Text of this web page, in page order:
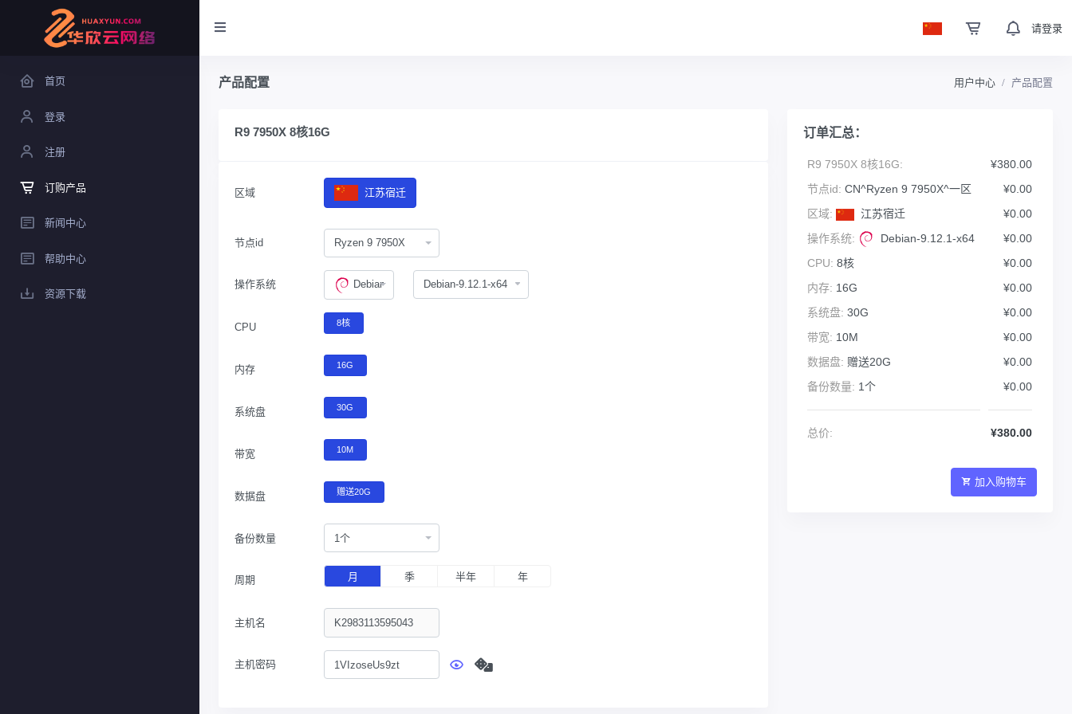
请登录
首页
登录
注册
订购产品
新闻中心
帮助中心
资源下载
产品配置 用户中心 产品配置
R9 7950X 8核16G
区域 江苏宿迁
节点id Ryzen 9 7950X
操作系统 Debian
CPU 8核
内存 16G
系统盘 30G
带宽 10M
数据盘 赠送20G
备份数量 1个
周期 月 季 半年 年
主机名
主机密码
订单汇总：
R9 7950X 8核16G:
¥380.00
节点id: CN^Ryzen 9 7950X^一区
¥0.00
区域:
江苏宿迁
¥0.00
操作系统:
Debian-9.12.1-x64
¥0.00
CPU: 8核
¥0.00
内存: 16G
¥0.00
系统盘: 30G
¥0.00
带宽: 10M
¥0.00
数据盘: 赠送20G
¥0.00
备份数量: 1个 ¥0.00
总价: ¥380.00
加入购物车